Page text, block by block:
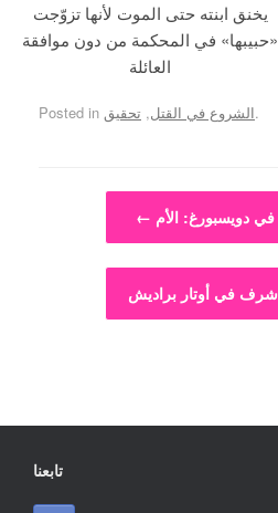
يخنق ابنته حتى الموت لأنها تزوّجت
«حبيبها» في المحكمة من دون موافقة
العائلة
Posted in الشروع في القتل, تحقيق .
Post navigation
←
تابعنا